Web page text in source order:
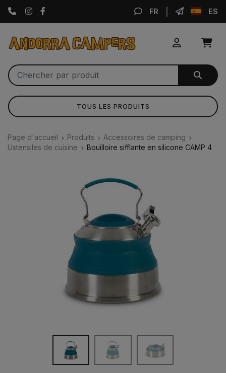
Instagram FR ES
TOUS LES PRODUITS
Page d'accueil Produits
Accessoires de camping
Ustensiles de cuisine
Bouilloire sifflante en silicone CAMP 4